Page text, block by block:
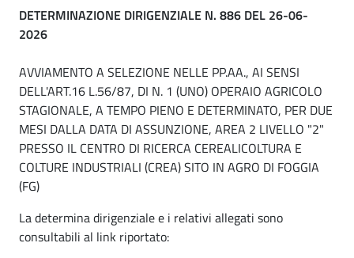
DETERMINAZIONE DIRIGENZIALE N. 886 DEL 26-06-
2026
AVVIAMENTO A SELEZIONE NELLE PP.AA., AI SENSI
DELL'ART.16 L.56/87, DI N. 1 (UNO) OPERAIO AGRICOLO
STAGIONALE, A TEMPO PIENO E DETERMINATO, PER DUE
MESI DALLA DATA DI ASSUNZIONE, AREA 2 LIVELLO "2"
PRESSO IL CENTRO DI RICERCA CEREALICOLTURA E
COLTURE INDUSTRIALI (CREA) SITO IN AGRO DI FOGGIA
(FG)
La determina dirigenziale e i relativi allegati sono
consultabili al link riportato: